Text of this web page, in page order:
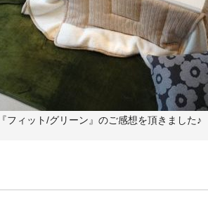
『フィット/グリーン』のご感想を頂きました♪